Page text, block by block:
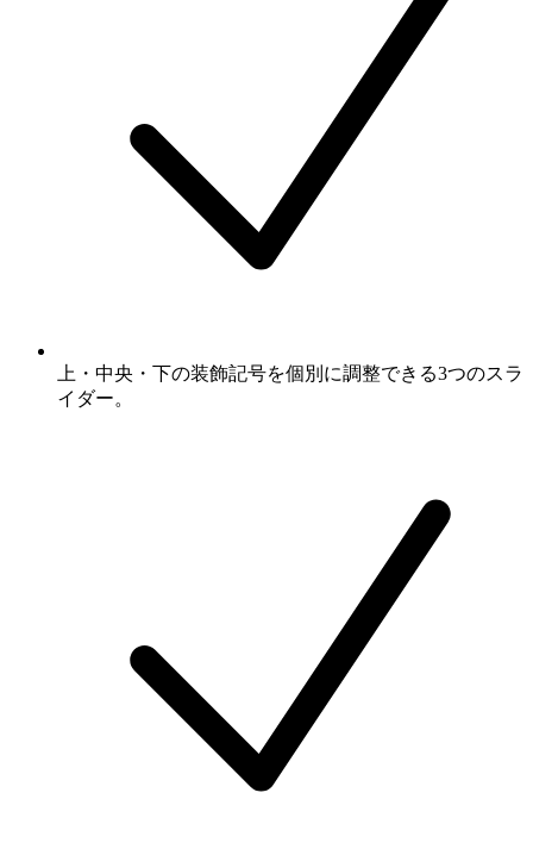
上・中央・下の装飾記号を個別に調整できる3つのスラ
イダー。